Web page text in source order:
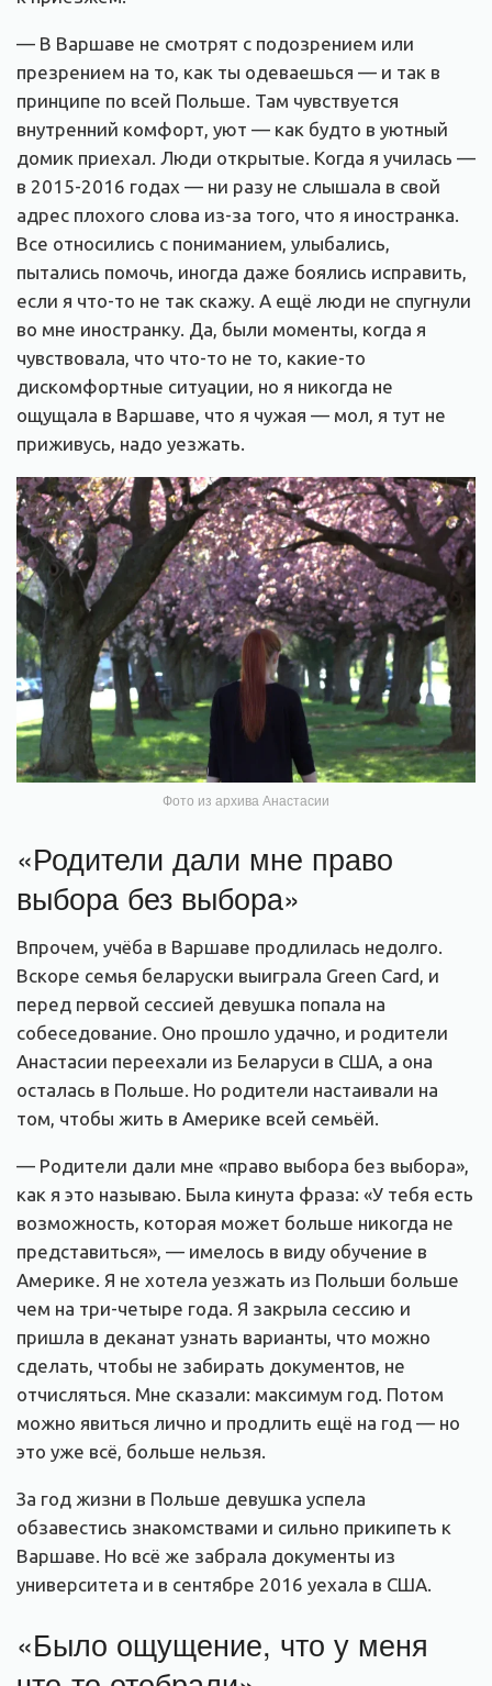
— В Варшаве не смотрят с подозрением или
презрением на то, как ты одеваешься — и так в
принципе по всей Польше. Там чувствуется
внутренний комфорт, уют — как будто в уютный
домик приехал. Люди открытые. Когда я училась —
в 2015-2016 годах — ни разу не слышала в свой
адрес плохого слова из-за того, что я иностранка.
Все относились с пониманием, улыбались,
пытались помочь, иногда даже боялись исправить,
если я что-то не так скажу. А ещё люди не спугнули
во мне иностранку. Да, были моменты, когда я
чувствовала, что что-то не то, какие-то
дискомфортные ситуации, но я никогда не
ощущала в Варшаве, что я чужая — мол, я тут не
приживусь, надо уезжать.
Фото из архива Анастасии
«Родители дали мне право
выбора без выбора»
Впрочем, учёба в Варшаве продлилась недолго.
Вскоре семья беларуски выиграла Green Card, и
перед первой сессией девушка попала на
собеседование. Оно прошло удачно, и родители
Анастасии переехали из Беларуси в США, а она
осталась в Польше. Но родители настаивали на
том, чтобы жить в Америке всей семьёй.
— Родители дали мне «право выбора без выбора»,
как я это называю. Была кинута фраза: «У тебя есть
возможность, которая может больше никогда не
представиться», — имелось в виду обучение в
Америке. Я не хотела уезжать из Польши больше
чем на три-четыре года. Я закрыла сессию и
пришла в деканат узнать варианты, что можно
сделать, чтобы не забирать документов, не
отчисляться. Мне сказали: максимум год. Потом
можно явиться лично и продлить ещё на год — но
это уже всё, больше нельзя.
За год жизни в Польше девушка успела
обзавестись знакомствами и сильно прикипеть к
Варшаве. Но всё же забрала документы из
университета и в сентябре 2016 уехала в США.
«Было ощущение, что у меня